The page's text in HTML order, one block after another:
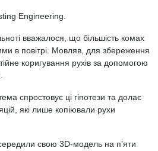
Engineering.
вважалося, що більшість комах
в повітрі. Мовляв, для збереження
коригування рухів за допомогою
спростовує ці гіпотези та долає
які лише копіювали рухи
свою 3D-модель на п’яти